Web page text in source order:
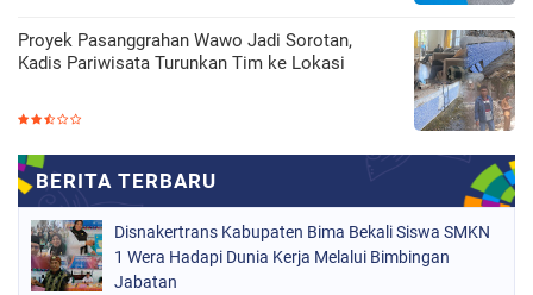
Proyek Pasanggrahan Wawo Jadi Sorotan,
Kadis Pariwisata Turunkan Tim ke Lokasi
Disnakertrans Kabupaten Bima Bekali Siswa SMKN
1 Wera Hadapi Dunia Kerja Melalui Bimbingan
Jabatan